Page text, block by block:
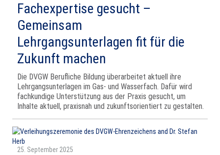
Fachexpertise gesucht –
Gemeinsam
Lehrgangsunterlagen fit für die
Zukunft machen
Die DVGW Berufliche Bildung überarbeitet aktuell ihre
Lehrgangsunterlagen im Gas- und Wasserfach. Dafür wird
fachkundige Unterstützung aus der Praxis gesucht, um
Inhalte aktuell, praxisnah und zukunftsorientiert zu gestalten.
25. September 2025